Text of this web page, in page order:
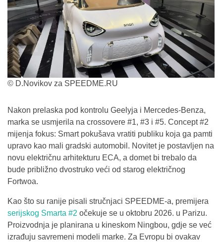
© D.Novikov za SPEEDME.RU
Nakon prelaska pod kontrolu Geelyja i Mercedes-Benza,
marka se usmjerila na crossovere #1, #3 i #5. Concept #2
mijenja fokus: Smart pokušava vratiti publiku koja ga pamti
upravo kao mali gradski automobil. Novitet je postavljen na
novu električnu arhitekturu ECA, a domet bi trebalo da
bude približno dvostruko veći od starog električnog
Fortwoa.
Kao što su ranije pisali stručnjaci SPEEDME-a, premijera
serijskog Smarta #2 očekuje se u oktobru 2026. u Parizu.
Proizvodnja je planirana u kineskom Ningbou, gdje se već
izrađuju savremeni modeli marke. Za Evropu bi ovakav